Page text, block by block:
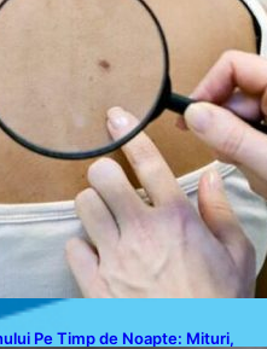
Pe Timp de Noapte: Mituri,